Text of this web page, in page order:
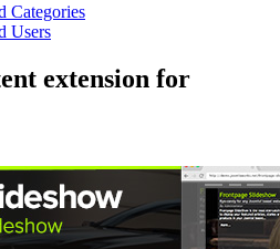
Categories
Users
extension for